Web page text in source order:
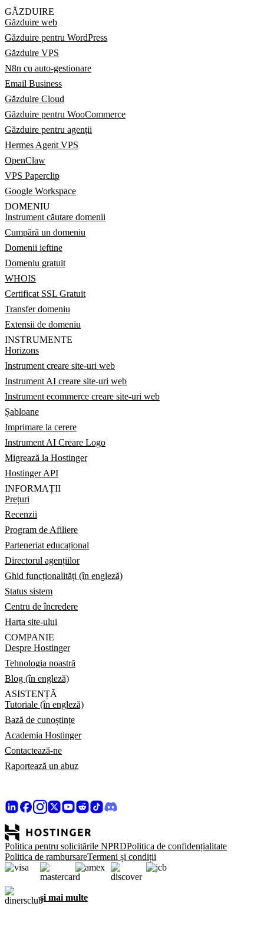
GĂZDUIRE
Găzduire web
Găzduire pentru WordPress
Găzduire VPS
N8n cu auto-gestionare
Email Business
Găzduire Cloud
Găzduire pentru WooCommerce
Găzduire pentru agenții
Hermes Agent VPS
OpenClaw
VPS Paperclip
Google Workspace
DOMENIU
Instrument căutare domenii
Cumpără un domeniu
Domenii ieftine
Domeniu gratuit
WHOIS
Certificat SSL Gratuit
Transfer domeniu
Extensii de domeniu
INSTRUMENTE
Horizons
Instrument creare site-uri web
Instrument AI creare site-uri web
Instrument ecommerce creare site-uri web
Șabloane
Imprimare la cerere
Instrument AI Creare Logo
Migrează la Hostinger
Hostinger API
INFORMAȚII
Prețuri
Recenzii
Program de Afiliere
Parteneriat educațional
Directorul agențiilor
Ghid funcționalități (în engleză)
Status sistem
Centru de încredere
Harta site-ului
COMPANIE
Despre Hostinger
Tehnologia noastră
Blog (în engleză)
ASISTENȚĂ
Tutoriale (în engleză)
Bază de cunoștințe
Academia Hostinger
Contactează-ne
Raportează un abuz
Politica pentru solicitările NPRDPolitica de confidențialitate
Politica de rambursareTermeni și condiții
și mai multe